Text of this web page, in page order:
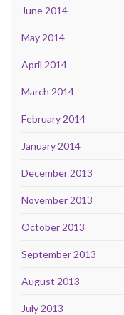
June 2014
May 2014
April 2014
March 2014
February 2014
January 2014
December 2013
November 2013
October 2013
September 2013
August 2013
July 2013